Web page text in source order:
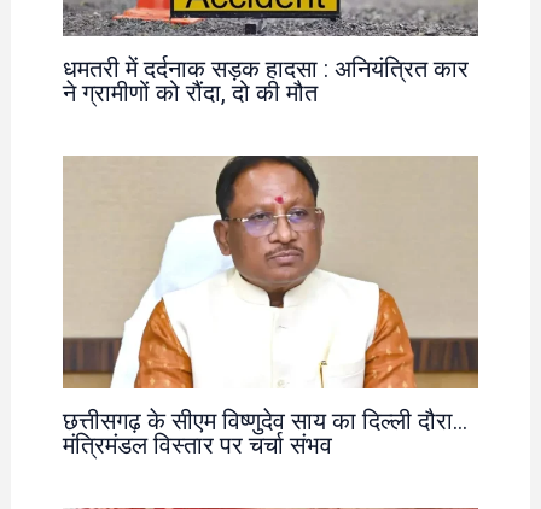
धमतरी में दर्दनाक सड़क हादसा : अनियंत्रित कार
ने ग्रामीणों को रौंदा, दो की मौत
छत्तीसगढ़ के सीएम विष्णुदेव साय का दिल्ली दौरा…
मंत्रिमंडल विस्तार पर चर्चा संभव